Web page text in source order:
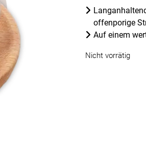
offenporige
Auf einem
Nicht vorrätig